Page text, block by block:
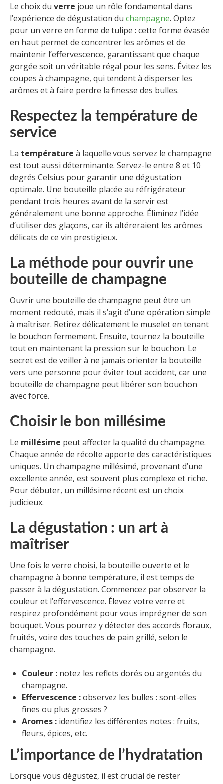
Le choix du verre joue un rôle fondamental dans
l’expérience de dégustation du champagne. Optez
pour un verre en forme de tulipe : cette forme évasée
en haut permet de concentrer les arômes et de
maintenir l’effervescence, garantissant que chaque
gorgée soit un véritable régal pour les sens. Évitez les
coupes à champagne, qui tendent à disperser les
arômes et à faire perdre la finesse des bulles.
Respectez la température de
service
La température à laquelle vous servez le champagne
est tout aussi déterminante. Servez-le entre 8 et 10
degrés Celsius pour garantir une dégustation
optimale. Une bouteille placée au réfrigérateur
pendant trois heures avant de la servir est
généralement une bonne approche. Éliminez l’idée
d’utiliser des glaçons, car ils altéreraient les arômes
délicats de ce vin prestigieux.
La méthode pour ouvrir une
bouteille de champagne
Ouvrir une bouteille de champagne peut être un
moment redouté, mais il s’agit d’une opération simple
à maîtriser. Retirez délicatement le muselet en tenant
le bouchon fermement. Ensuite, tournez la bouteille
tout en maintenant la pression sur le bouchon. Le
secret est de veiller à ne jamais orienter la bouteille
vers une personne pour éviter tout accident, car une
bouteille de champagne peut libérer son bouchon
avec force.
Choisir le bon millésime
Le millésime peut affecter la qualité du champagne.
Chaque année de récolte apporte des caractéristiques
uniques. Un champagne millésimé, provenant d’une
excellente année, est souvent plus complexe et riche.
Pour débuter, un millésime récent est un choix
judicieux.
La dégustation : un art à
maîtriser
Une fois le verre choisi, la bouteille ouverte et le
champagne à bonne température, il est temps de
passer à la dégustation. Commencez par observer la
couleur et l’effervescence. Élevez votre verre et
respirez profondément pour vous imprégner de son
bouquet. Vous pourrez y détecter des accords floraux,
fruités, voire des touches de pain grillé, selon le
champagne.
Couleur : notez les reflets dorés ou argentés du
champagne.
Effervescence :observez les bulles : sont-elles
fines ou plus grosses ?
Aromes : identifiez les différentes notes : fruits,
fleurs, épices, etc.
L’importance de l’hydratation
Lorsque vous dégustez, il est crucial de rester